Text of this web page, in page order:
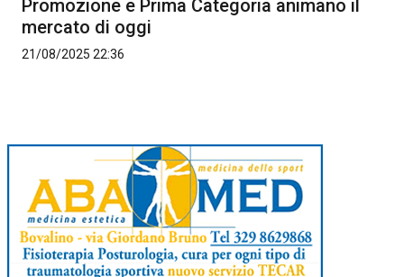
Promozione e Prima Categoria animano il
mercato di oggi
21/08/2025 22:36